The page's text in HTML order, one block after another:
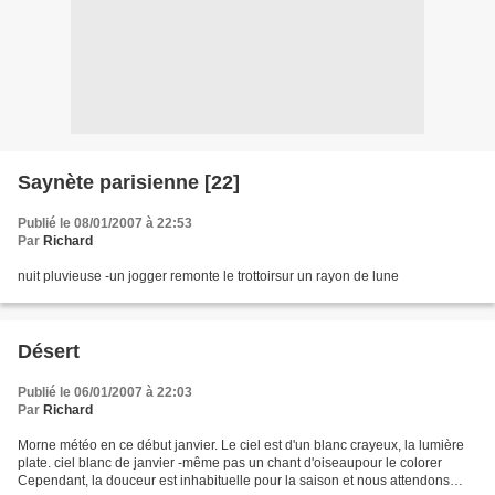
Saynète parisienne [22]
Publié le 08/01/2007 à 22:53
Par Richard
nuit pluvieuse -un jogger remonte le trottoirsur un rayon de lune
Désert
Publié le 06/01/2007 à 22:03
Par Richard
Morne météo en ce début janvier. Le ciel est d'un blanc crayeux, la lumière
plate. ciel blanc de janvier -même pas un chant d'oiseaupour le colorer
Cependant, la douceur est inhabituelle pour la saison et nous attendons